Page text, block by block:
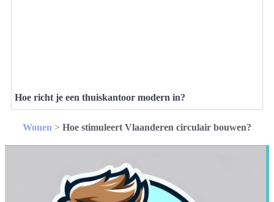
Hoe richt je een thuiskantoor modern in?
Wonen > Hoe stimuleert Vlaanderen circulair bouwen?